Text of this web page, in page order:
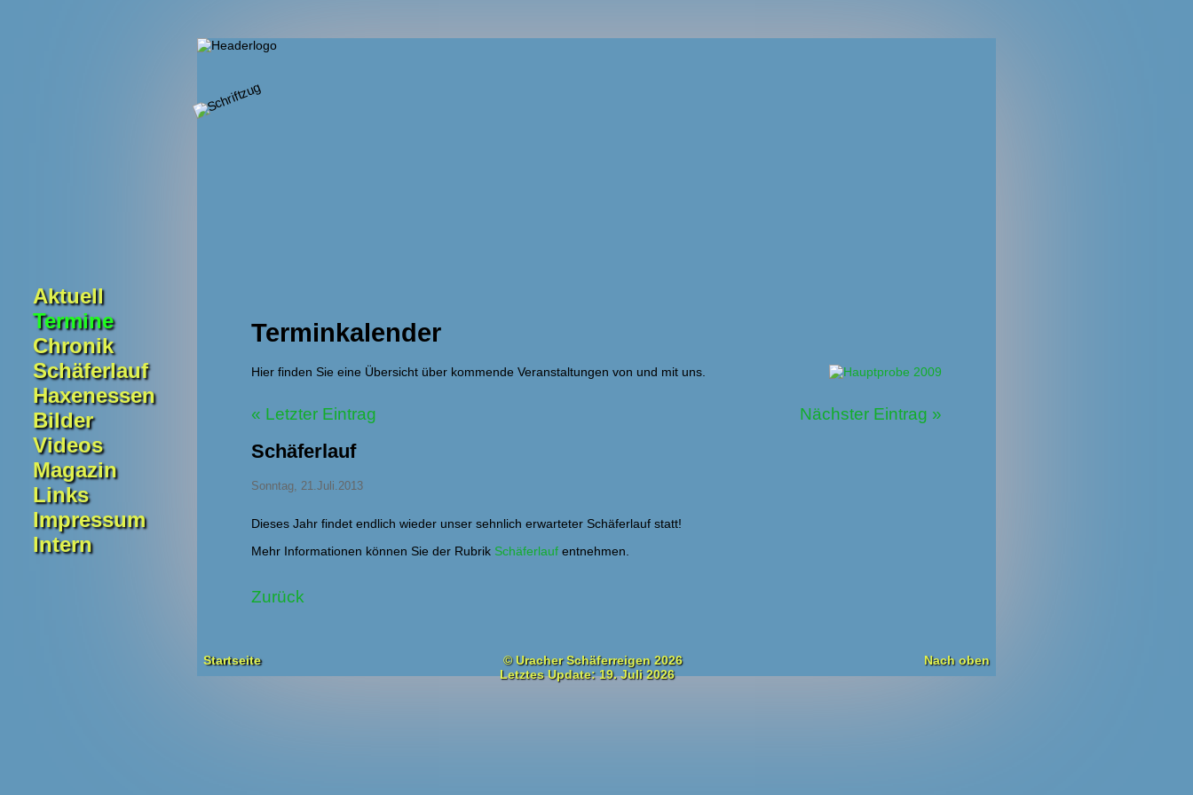
Terminkalender
Hier finden Sie eine Übersicht über kommende Veranstaltungen von und mit uns.
« Letzter Eintrag Nächster Eintrag »
Schäferlauf
Sonntag, 21.Juli.2013
Dieses Jahr findet endlich wieder unser sehnlich erwarteter Schäferlauf statt!
Mehr Informationen können Sie der Rubrik Schäferlauf entnehmen.
Zurück
Aktuell
Termine
Chronik
Schäferlauf
Haxenessen
Bilder
Videos
Magazin
Links
Impressum
Intern
Startseite
© Uracher Schäferreigen 2026
Letztes Update: 19. Juli 2026
Nach oben